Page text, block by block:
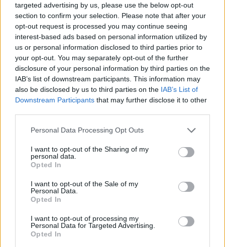
targeted advertising by us, please use the below opt-out
section to confirm your selection. Please note that after your
opt-out request is processed you may continue seeing
interest-based ads based on personal information utilized by
us or personal information disclosed to third parties prior to
your opt-out. You may separately opt-out of the further
disclosure of your personal information by third parties on the
IAB’s list of downstream participants. This information may
also be disclosed by us to third parties on the IAB’s List of
Downstream Participants that may further disclose it to other
Personal Data Processing Opt Outs
I want to opt-out of the Sharing of my
personal data.
Opted In
I want to opt-out of the Sale of my
Personal Data.
Opted In
I want to opt-out of processing my
Personal Data for Targeted Advertising.
Opted In
18η συνεχόμενη χρονιά για τον ΟΤΕ στη διεθνή σειρά δεικτών
FTSE4Good
Alpha Bank: Για πρώτη φορά το Αρχαίο Θέατρο Επιδαύρου άνοιξε τις
πύλες του σε όλους
Εξαρθρώθηκε κύκλωμα